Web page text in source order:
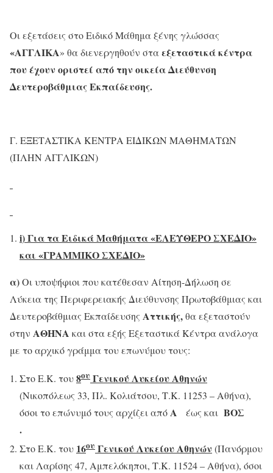
Οι εξετάσεις στο Ειδικό Μάθημα ξένης γλώσσας
«ΑΓΓΛΙΚΑ» θα διενεργηθούν σταεξεταστικά κέντρα
που έχουν οριστεί από την οικεία Διεύθυνση
Δευτεροβάθμιας Εκπαίδευσης.
Γ. ΕΞΕΤΑΣΤΙΚΑ ΚΕΝΤΡΑ ΕΙΔΙΚΩΝ ΜΑΘΗΜΑΤΩΝ
(ΠΛΗΝ ΑΓΓΛΙΚΩΝ)
i)Για τα Ειδικά Μαθήματα «ΕΛΕΥΘΕΡΟ ΣΧΕΔΙΟ»
και «ΓΡΑΜΜΙΚΟ ΣΧΕΔΙΟ»
α)Οι υποψήφιοι που κατέθεσαν Αίτηση-Δήλωση σε
Λύκεια της Περιφερειακής Διεύθυνσης Πρωτοβάθμιας και
Δευτεροβάθμιας Εκπαίδευσης Αττικής,θα εξεταστούν
στην ΑΘΗΝΑ και στα εξής Εξεταστικά Κέντρα ανάλογα
με το αρχικό γράμμα του επωνύμου τους:
Στο Ε.Κ. του8ου Γενικού Λυκείου Αθηνών
(Νικοπόλεως 33, Πλ. Κολιάτσου, Τ.Κ. 11253 – Αθήνα),
όσοι το επώνυμό τους αρχίζει απόΑ έως και ΒΟΣ
.
Στο Ε.Κ. του 16ου Γενικού Λυκείου Αθηνών (Πανόρμου
και Λαρίσης 47, Αμπελόκηποι, Τ.Κ. 11524 – Αθήνα), όσοι